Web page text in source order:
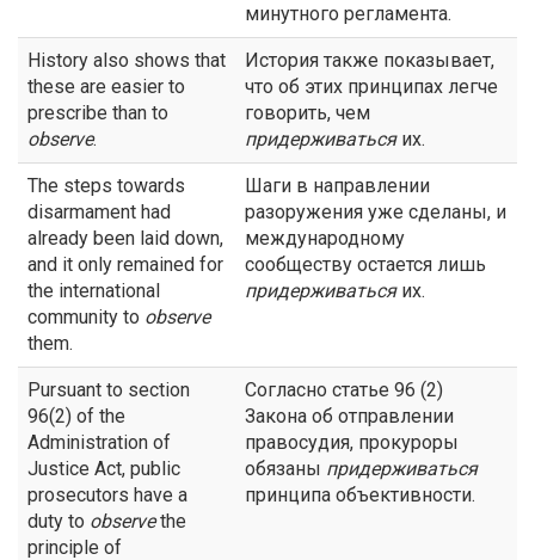
минутного регламента.
History also shows that
these are easier to
prescribe than to
observe.
История также показывает,
что об этих принципах легче
говорить, чем
придерживатьсяих.
The steps towards
disarmament had
already been laid down,
and it only remained for
the international
community to observe
them.
Шаги в направлении
разоружения уже сделаны, и
международному
сообществу остается лишь
придерживатьсяих.
Pursuant to section
96(2) of the
Administration of
Justice Act, public
prosecutors have a
duty to observethe
principle of
Согласно статье 96 (2)
Закона об отправлении
правосудия, прокуроры
обязаны придерживаться
принципа объективности.